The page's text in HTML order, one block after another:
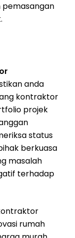
pemasangan
anda
kontraktor
projek
status
berkuasa
masalah
terhadap
rumah